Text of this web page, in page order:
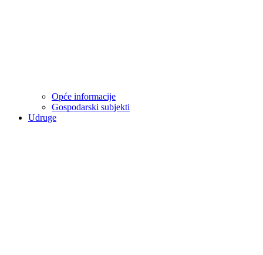
Opće informacije
Gospodarski subjekti
Udruge